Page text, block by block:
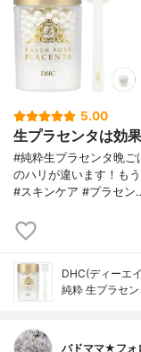
5.00
生プラセンタは効
#純粋生プラセンタ晩ご
のハリが違います！も
#スキンケア #プラセン
DHC(ディーエ
純粋 生プラセン
バドママ★フ